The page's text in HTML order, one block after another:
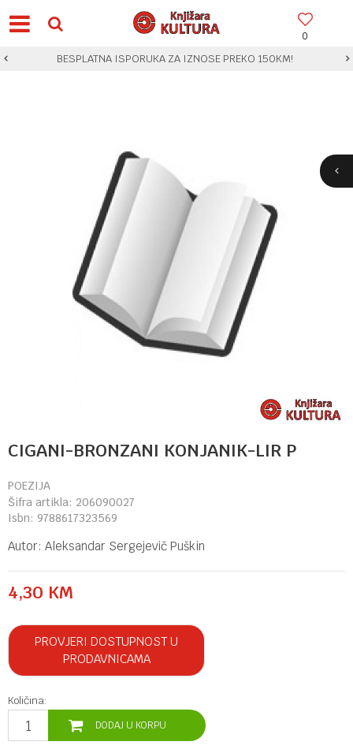
0
BESPLATNA ISPORUKA ZA IZNOSE PREKO 150KM!
CIGANI-BRONZANI KONJANIK-LIR P
POEZIJA
Šifra artikla: 206090027
Isbn: 9788617323569
Autor: Aleksandar Sergejevič Puškin
4,30 KM
PROVJERI DOSTUPNOST U
PRODAVNICAMA
Količina:
DODAJ U KORPU